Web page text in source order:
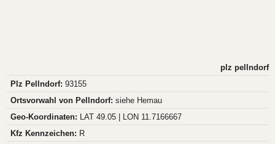
plz pellndorf
Plz Pellndorf: 93155
Ortsvorwahl von Pellndorf: siehe Hemau
Geo-Koordinaten: LAT 49.05 | LON 11.7166667
Kfz Kennzeichen: R